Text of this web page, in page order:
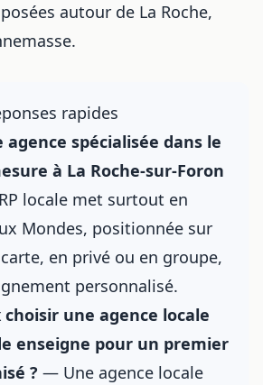
autour de La Roche,
rapides
agence spécialisée dans le
à La Roche-sur-Foron
locale met surtout en
Mondes, positionnée sur
en privé ou en groupe,
personnalisé.
une agence locale
enseigne pour un premier
? — Une agence locale